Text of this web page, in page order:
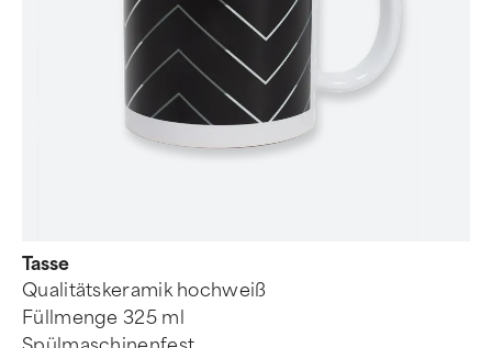
Tasse
Qualitätskeramik hochweiß
Füllmenge 325 ml